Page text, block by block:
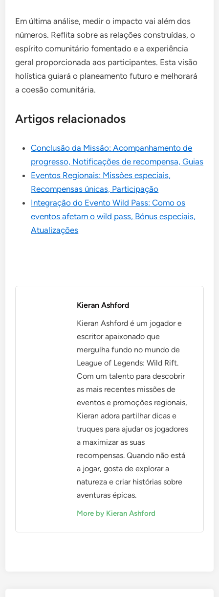
Em última análise, medir o impacto vai além dos
números. Reflita sobre as relações construídas, o
espírito comunitário fomentado e a experiência
geral proporcionada aos participantes. Esta visão
holística guiará o planeamento futuro e melhorará
a coesão comunitária.
Artigos relacionados
Conclusão da Missão: Acompanhamento de
progresso, Notificações de recompensa, Guias
Eventos Regionais: Missões especiais,
Recompensas únicas, Participação
Integração do Evento Wild Pass: Como os
eventos afetam o wild pass, Bónus especiais,
Atualizações
Kieran Ashford
Kieran Ashford é um jogador e
escritor apaixonado que
mergulha fundo no mundo de
League of Legends: Wild Rift.
Com um talento para descobrir
as mais recentes missões de
eventos e promoções regionais,
Kieran adora partilhar dicas e
truques para ajudar os jogadores
a maximizar as suas
recompensas. Quando não está
a jogar, gosta de explorar a
natureza e criar histórias sobre
aventuras épicas.
More by Kieran Ashford